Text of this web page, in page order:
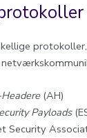
(AH)
Payloads
Security